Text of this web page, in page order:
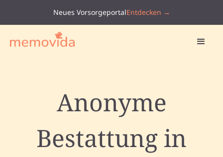
Neues VorsorgeportalEntdecken →
Anonyme
Bestattung in